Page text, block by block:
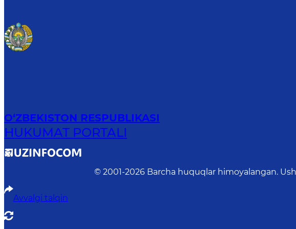
O‘ZBEKISTON RESPUBLIKASI
HUKUMAT PORTALI
© 2001-2026 Barcha huquqlar himoyalangan.
Avvalgi talqin